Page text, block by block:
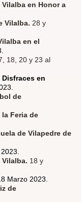
en Honor a
Vilalba. 28 y
en el
18, 20 y 23 al
en
de
Feria de
de Vilapedre de
18 y
Marzo 2023.
de